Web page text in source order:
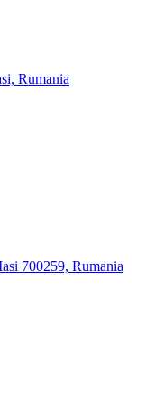
Rumania
700259, Rumania